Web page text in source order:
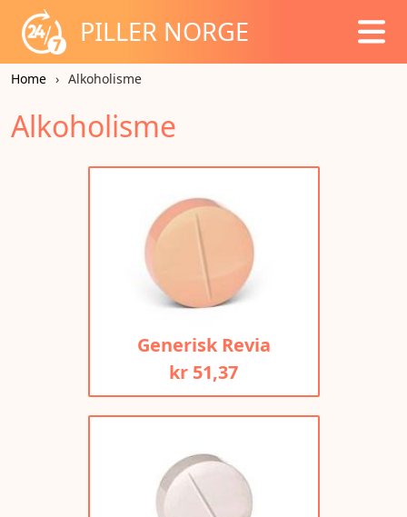
PILLER NORGE
Home Alkoholisme
Alkoholisme
Generisk Revia
kr 51,37